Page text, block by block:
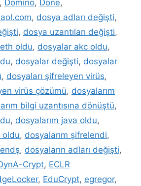
, Domino, Done,
, dosya adları değişti,
, dosya uzantıları değişti,
oldu, dosyalar akc oldu,
, dosyalar değişti, dosyalar
, dosyaları şifreleyen virüs,
virüs çözümü, dosyalarım
bilgi uzantısına dönüştü,
, dosyalarım java oldu,
oldu, dosyalarım şifrelendi,
, dosyaların adları değişti,
Crypt, ECLR
, EduCrypt, egregor,